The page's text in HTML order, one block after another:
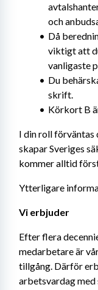
och
Då
viktigt att
vanligaste
Du
skrift.
Körkort B
I din roll
skapar Sveriges
kommer alltid
Ytterligare
Vi erbjuder
Efter flera
medarbetare är
tillgång. Därför
arbetsvardag